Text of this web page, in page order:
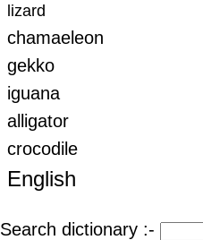
lizard
chamaeleon
gekko
iguana
alligator
crocodile
English
Search dictionary :-